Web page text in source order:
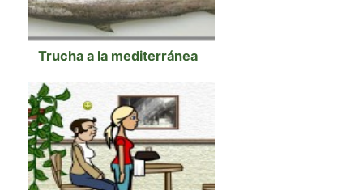
Trucha a la mediterránea